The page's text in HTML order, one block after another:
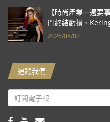
【時尚產業一週要
門終結虧損、
報亮眼
2026/08/02
追蹤我們